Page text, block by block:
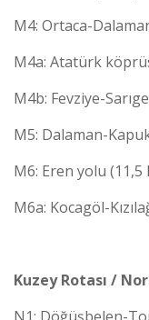
M4: Ortaca-
M4a: Atatürk
M4b: Fevziye-
M5: Dalaman-
M6: Eren yolu (11,5
M6a: Kocagöl-
Kuzey Rotası /